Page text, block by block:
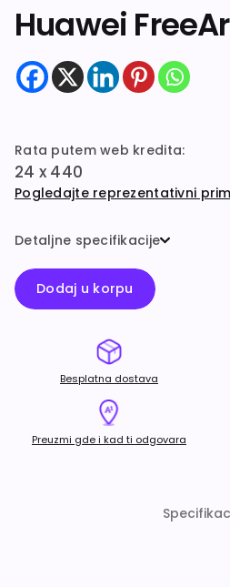
Huawei
Rata putem web kredita:
24 x 440
Pogledajte reprezentativni
Detaljne specifikacije
Dodaj u korpu
Besplatna dostava
Preuzmi gde i kad ti odgovara